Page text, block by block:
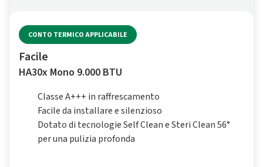
CONTO TERMICO APPLICABILE
Facile
HA30x Mono 9.000 BTU
Classe A+++ in raffrescamento
Facile da installare e silenzioso
Dotato di tecnologie Self Clean e Steri Clean 56°
per una pulizia profonda